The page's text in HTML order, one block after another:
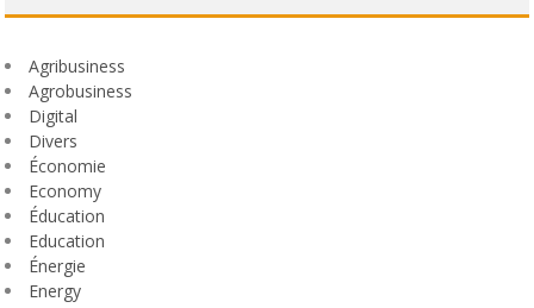
Agribusiness
Agrobusiness
Digital
Divers
Économie
Economy
Éducation
Education
Énergie
Energy